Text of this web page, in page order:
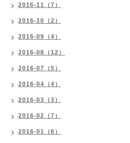
2016-11（7）
2016-10（2）
2016-09（4）
2016-08（12）
2016-07（5）
2016-04（4）
2016-03（3）
2016-02（7）
2016-01（6）